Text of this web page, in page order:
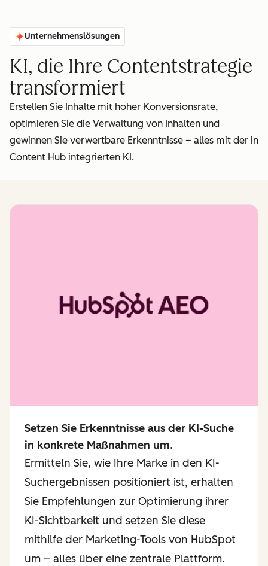
Unternehmenslösungen
KI, die Ihre Contentstrategie
transformiert
Erstellen Sie Inhalte mit hoher Konversionsrate,
optimieren Sie die Verwaltung von Inhalten und
gewinnen Sie verwertbare Erkenntnisse – alles mit der in
Content Hub integrierten KI.
Setzen Sie Erkenntnisse aus der KI-Suche
in konkrete Maßnahmen um.
Ermitteln Sie, wie Ihre Marke in den KI-
Suchergebnissen positioniert ist, erhalten
Sie Empfehlungen zur Optimierung ihrer
KI-Sichtbarkeit und setzen Sie diese
mithilfe der Marketing-Tools von HubSpot
um – alles über eine zentrale Plattform.